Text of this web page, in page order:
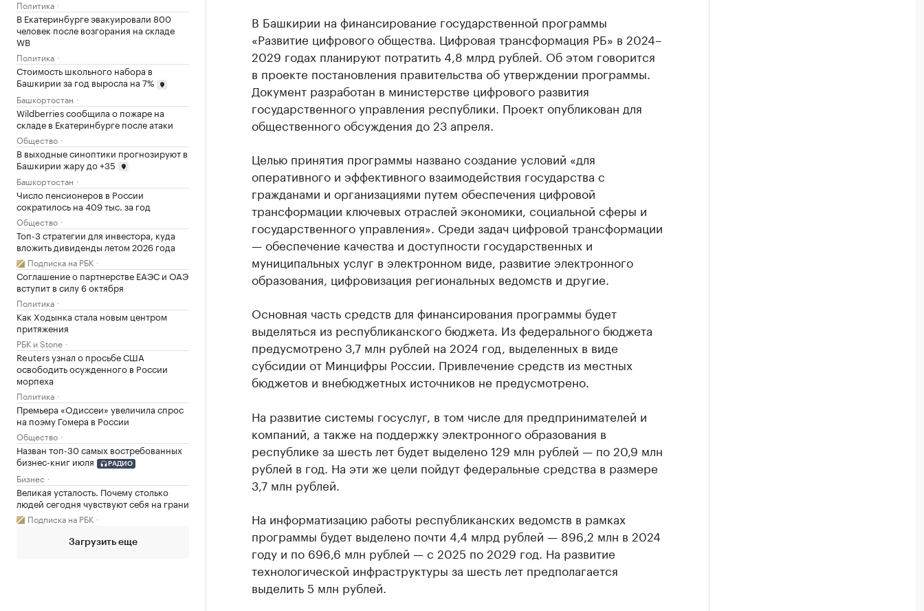
Политика
В Екатеринбурге эвакуировали 800
человек после возгорания на складе
WB
Политика
Стоимость школьного набора в
Башкирии за год выросла на 7%
Башкортостан
Wildberries сообщила о пожаре на
складе в Екатеринбурге после атаки
Общество
В выходные синоптики прогнозируют в
Башкирии жару до +35
Башкортостан
Число пенсионеров в России
сократилось на 409 тыс. за год
Общество
Топ-3 стратегии для инвестора, куда
вложить дивиденды летом 2026 года
Подписка на РБК
Соглашение о партнерстве ЕАЭС и ОАЭ
вступит в силу 6 октября
Политика
Как Ходынка стала новым центром
притяжения
РБК и Stone
Reuters узнал о просьбе США
освободить осужденного в России
морпеха
Политика
Премьера «Одиссеи» увеличила спрос
на поэму Гомера в России
Общество
Назван топ-30 самых востребованных
бизнес-книг июля
РАДИО
Бизнес
Великая усталость. Почему столько
людей сегодня чувствуют себя на грани
Подписка на РБК
Загрузить еще
В Башкирии на финансирование государственной программы
«Развитие цифрового общества. Цифровая трансформация РБ» в 2024–
2029 годах планируют потратить 4,8 млрд рублей. Об этом говорится
в проекте постановления правительства об утверждении программы.
Документ разработан в министерстве цифрового развития
государственного управления республики. Проект опубликован для
общественного обсуждения до 23 апреля.
Целью принятия программы названо создание условий «для
оперативного и эффективного взаимодействия государства с
гражданами и организациями путем обеспечения цифровой
трансформации ключевых отраслей экономики, социальной сферы и
государственного управления». Среди задач цифровой трансформации
— обеспечение качества и доступности государственных и
муниципальных услуг в электронном виде, развитие электронного
образования, цифровизация региональных ведомств и другие.
Основная часть средств для финансирования программы будет
выделяться из республиканского бюджета. Из федерального бюджета
предусмотрено 3,7 млн рублей на 2024 год, выделенных в виде
субсидии от Минцифры России. Привлечение средств из местных
бюджетов и внебюджетных источников не предусмотрено.
На развитие системы госуслуг, в том числе для предпринимателей и
компаний, а также на поддержку электронного образования в
республике за шесть лет будет выделено 129 млн рублей — по 20,9 млн
рублей в год. На эти же цели пойдут федеральные средства в размере
3,7 млн рублей.
На информатизацию работы республиканских ведомств в рамках
программы будет выделено почти 4,4 млрд рублей — 896,2 млн в 2024
году и по 696,6 млн рублей — с 2025 по 2029 год. На развитие
технологической инфраструктуры за шесть лет предполагается
выделить 5 млн рублей.